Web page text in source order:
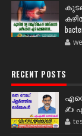
RECENT POSTS
✍️